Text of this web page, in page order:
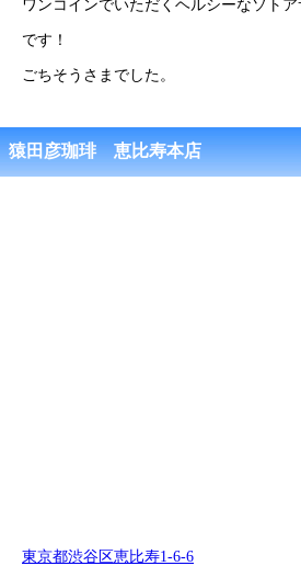
ワンコインでいただくヘルシーなソト
です！
ごちそうさまでした。
猿田彦珈琲 恵比寿本店
東京都渋谷区恵比寿1-6-6